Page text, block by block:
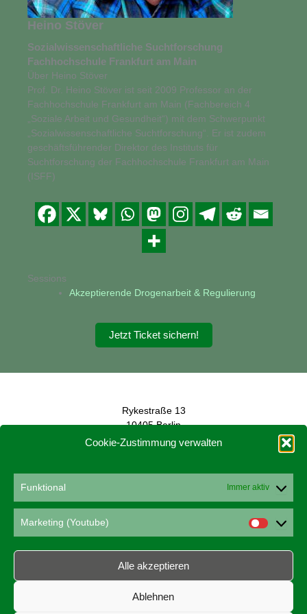
Cookie-Zustimmung verwalten
Funktional Immer aktiv
Marketing (Youtube)
Alle akzeptieren
Ablehnen
Heino Stöver
Sozialwissenschaftliche Suchtforschung
Fachhochschule Frankfurt am Main
Über Heino Stöver
Prof. Dr. Heino Stöver ist seit 2009 Professor an der
Fachhochschule Frankfurt am Main (Fachbereich 4
„Soziale Arbeit und Gesundheit“) mit dem Schwerpunkt
„Sozialwissenschaftliche Suchtforschung“. Er ist zudem
geschäftsführender Direktor des Instituts für
Suchtforschung der Fachhochschule Frankfurt am Main
(ISFF)
Sessions
Akzeptierende Drogenarbeit & Regulierung
Jetzt Ticket sichern!
Rykestraße 13
10405 Berlin
konferenz@hanfverband.de
Datenschutzerklärung